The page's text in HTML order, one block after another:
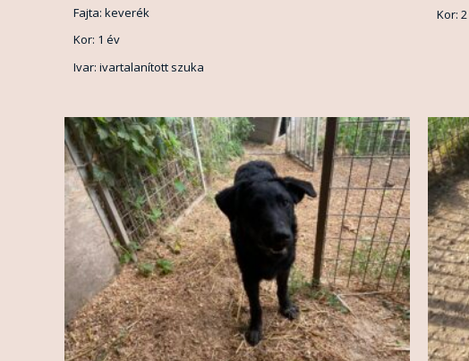
Fajta: keverék
Kor: 1 év
Ivar: ivartalanított szuka
Kor: